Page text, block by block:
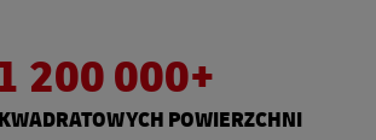
1 200 000+
POWIERZCHNI